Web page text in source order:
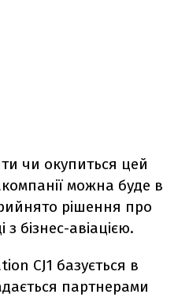
чи окупиться цей
можна буде в
рішення про
бізнес-авіацією.
CJ1 базується в
партнерами